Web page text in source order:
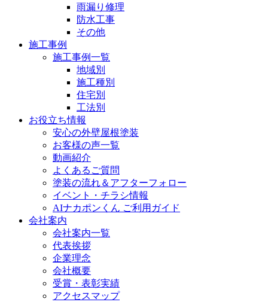
雨漏り修理
防水工事
その他
施工事例
施工事例一覧
地域別
施工種別
住宅別
工法別
お役立ち情報
安心の外壁屋根塗装
お客様の声一覧
動画紹介
よくあるご質問
塗装の流れ＆アフターフォロー
イベント・チラシ情報
AIナカポンくん ご利用ガイド
会社案内
会社案内一覧
代表挨拶
企業理念
会社概要
受賞・表彰実績
アクセスマップ